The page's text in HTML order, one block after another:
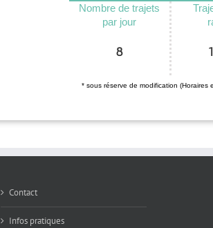
Nombre de trajets
par jour
8
* sous réserve de modification (Horaires
Contact
Infos pratiques